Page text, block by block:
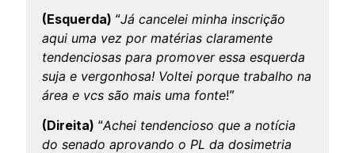
(Esquerda) “Já cancelei minha inscrição
aqui uma vez por matérias claramente
tendenciosas para promover essa esquerda
suja e vergonhosa! Voltei porque trabalho na
área e vcs são mais uma fonte!”
(Direita) “Achei tendencioso que a notícia
do senado aprovando o PL da dosimetria